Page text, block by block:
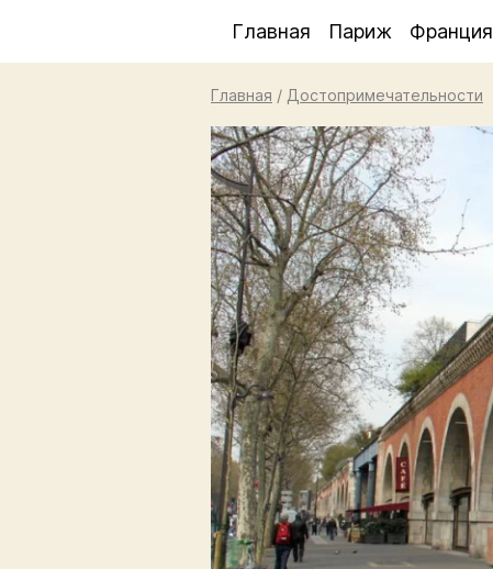
Главная Париж Франция
Главная / Достопримечательности